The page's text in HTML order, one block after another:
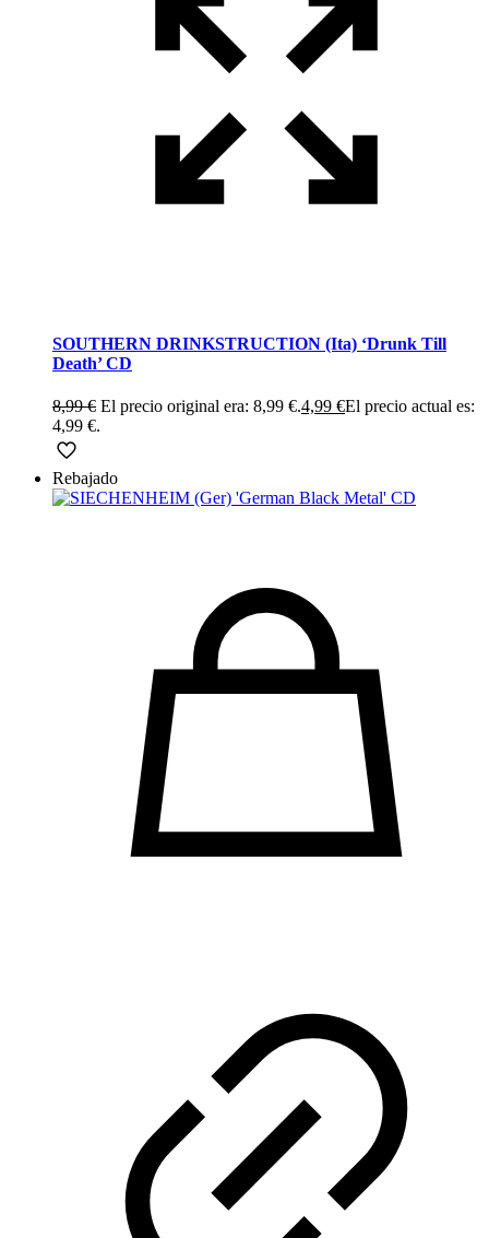
SOUTHERN DRINKSTRUCTION (Ita) ‘Drunk Till
Death’ CD
8,99€ El precio original era: 8,99 €.4,99 €El precio actual es:
4,99 €.
Rebajado